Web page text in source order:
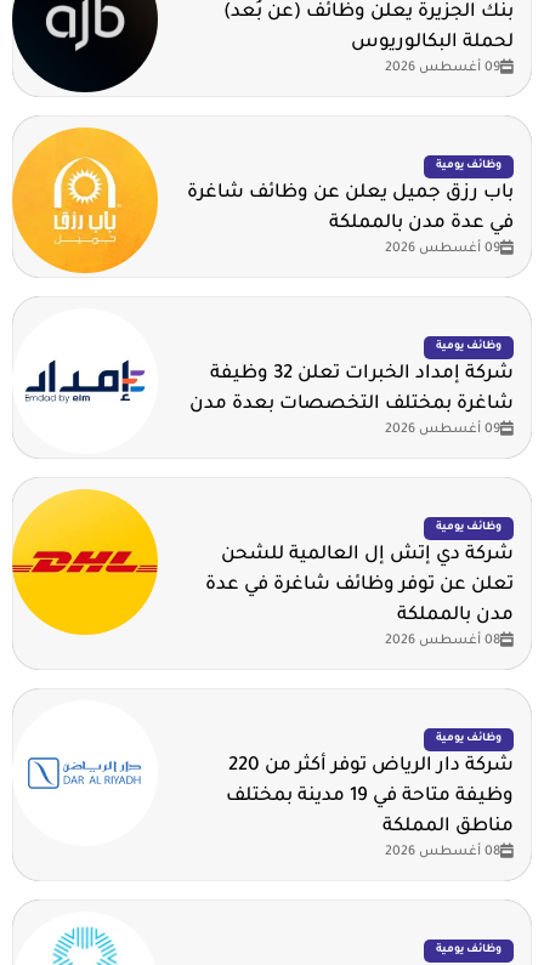
بنك الجزيرة يعلن وظائف (عن بُعد)
لحملة البكالوريوس
09 أغسطس 2026
وظائف يومية
باب رزق جميل يعلن عن وظائف شاغرة
في عدة مدن بالمملكة
09 أغسطس 2026
وظائف يومية
شركة إمداد الخبرات تعلن 32 وظيفة
شاغرة بمختلف التخصصات بعدة مدن
09 أغسطس 2026
وظائف يومية
شركة دي إتش إل العالمية للشحن
تعلن عن توفر وظائف شاغرة في عدة
مدن بالمملكة
08 أغسطس 2026
وظائف يومية
شركة دار الرياض توفر أكثر من 220
وظيفة متاحة في 19 مدينة بمختلف
مناطق المملكة
08 أغسطس 2026
وظائف يومية